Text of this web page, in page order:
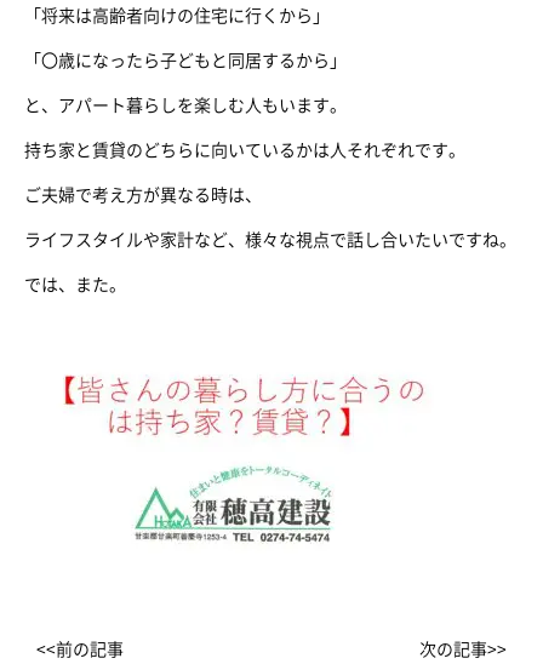
「将来は高齢者向けの住宅に行くから」
「〇歳になったら子どもと同居するから」
と、アパート暮らしを楽しむ人もいます。
持ち家と賃貸のどちらに向いているかは人それぞれです。
ご夫婦で考え方が異なる時は、
ライフスタイルや家計など、様々な視点で話し合いたいですね。
では、また。
<<前の記事 次の記事>>